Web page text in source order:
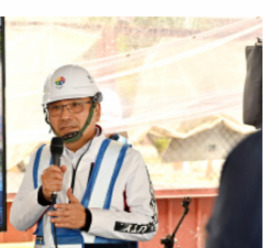
價還要10天」、「剛搬到日本
果搞了3週才給我弄好，在台灣
「在紐約的時候，因為房東跟電
就被斷電了，但因為假期期間，
」、「在國3爆胎的時候打了道
經平安的在拖車上了，回想起某
分鐘，我連道路救援的電話都還
冒預約醫生，可能1個禮拜至好
」。也有人說，「台灣人自己